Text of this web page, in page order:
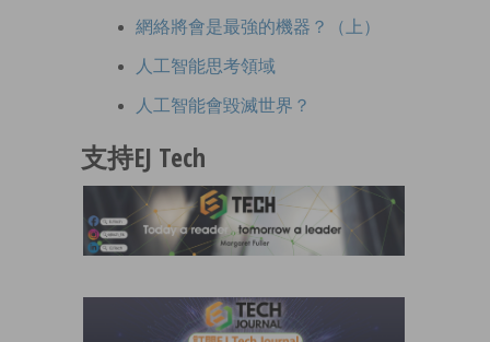
網絡將會是最強的機器？（上）
人工智能思考領域
人工智能會毀滅世界？
支持EJ Tech